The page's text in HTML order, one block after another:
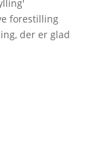
'
forestilling
der er glad